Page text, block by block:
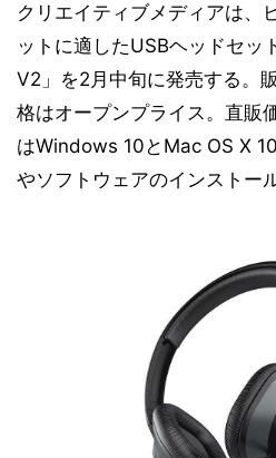
クリエイティブメディアは、
ットに適したUSBヘッドセ
V2」を2月中旬に発売する。
格はオープンプライス。直販
はWindows 10とMac OS X
やソフトウェアのインストー